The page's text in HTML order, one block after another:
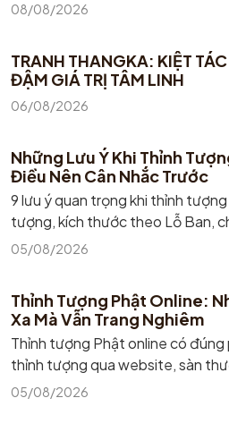
08/08/2026
TRANH THANGKA: KIỆT
ĐẬM GIÁ TRỊ TÂM LINH
06/08/2026
Những Lưu Ý Khi Thỉnh
Điều Nên Cân Nhắc Trước
9 lưu ý quan trọng khi thỉnh
tượng, kích thước theo Lỗ Ban,
05/08/2026
Thỉnh Tượng Phật Online:
Xa Mà Vẫn Trang Nghiêm
Thỉnh tượng Phật online có đúng
thỉnh tượng qua website, sàn
05/08/2026